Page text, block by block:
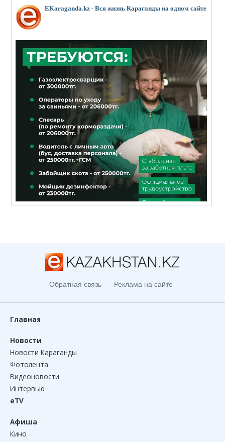
EKaraganda.kz - Вся жизнь Караганды на одном сайте
Обратная связь Реклама на сайте
Главная
Новости
Новости Караганды
Фотолента
Видеоновости
Интервью
eTV
Афиша
Кино